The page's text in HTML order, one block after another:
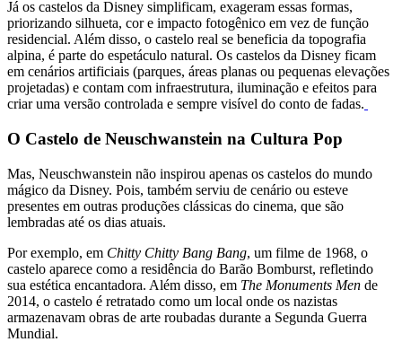
Já os castelos da Disney simplificam, exageram essas formas,
priorizando silhueta, cor e impacto fotogênico em vez de função
residencial. Além disso, o castelo real se beneficia da topografia
alpina, é parte do espetáculo natural. Os castelos da Disney ficam
em cenários artificiais (parques, áreas planas ou pequenas elevações
projetadas) e contam com infraestrutura, iluminação e efeitos para
criar uma versão controlada e sempre visível do conto de fadas.
O Castelo de Neuschwanstein na Cultura Pop
Mas, Neuschwanstein não inspirou apenas os castelos do mundo
mágico da Disney. Pois, também serviu de cenário ou esteve
presentes em outras produções clássicas do cinema, que são
lembradas até os dias atuais.
Por exemplo, em Chitty Chitty Bang Bang, um filme de 1968, o
castelo aparece como a residência do Barão Bomburst, refletindo
sua estética encantadora. Além disso, em The Monuments Men de
2014, o castelo é retratado como um local onde os nazistas
armazenavam obras de arte roubadas durante a Segunda Guerra
Mundial.